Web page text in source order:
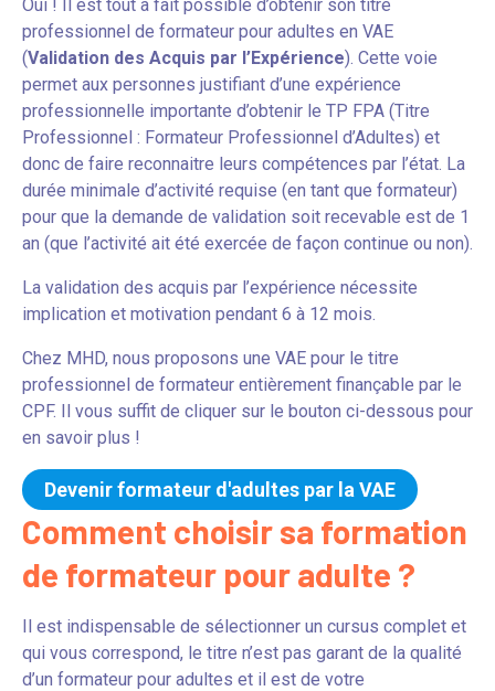
Oui ! Il est tout à fait possible d’obtenir son titre
professionnel de formateur pour adultes en VAE
(Validation des Acquis par l’Expérience). Cette voie
permet aux personnes justifiant d’une expérience
professionnelle importante d’obtenir le TP FPA (Titre
Professionnel : Formateur Professionnel d’Adultes) et
donc de faire reconnaitre leurs compétences par l’état. La
durée minimale d’activité requise (en tant que formateur)
pour que la demande de validation soit recevable est de 1
an (que l’activité ait été exercée de façon continue ou non).
La validation des acquis par l’expérience nécessite
implication et motivation pendant 6 à 12 mois.
Chez MHD, nous proposons une VAE pour le titre
professionnel de formateur entièrement finançable par le
CPF. Il vous suffit de cliquer sur le bouton ci-dessous pour
en savoir plus !
Devenir formateur d'adultes par la VAE
Comment choisir sa formation
de formateur pour adulte ?
Il est indispensable de sélectionner un cursus complet et
qui vous correspond, le titre n’est pas garant de la qualité
d’un formateur pour adultes et il est de votre